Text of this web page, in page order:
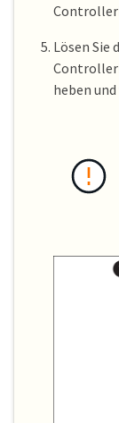
Lösen Sie
heben